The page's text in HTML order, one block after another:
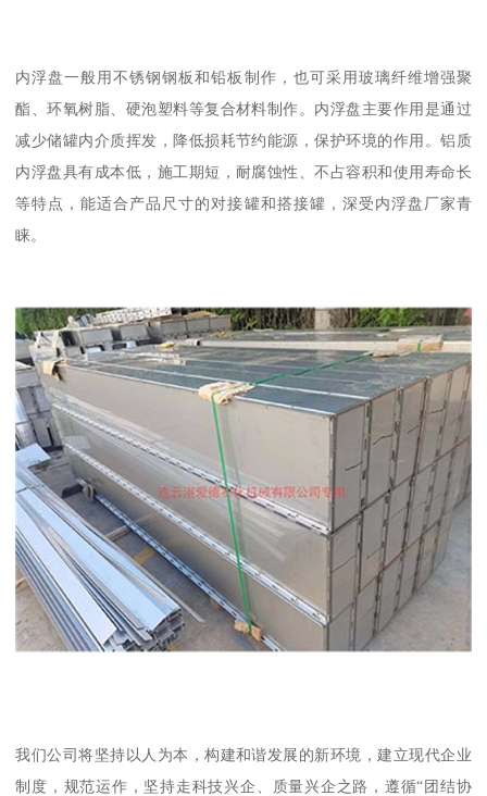
内浮盘一般用不锈钢钢板和铅板制作，也可采用玻璃纤维增强聚
酯、环氧树脂、硬泡塑料等复合材料制作。内浮盘主要作用是通过
减少储罐内介质挥发，降低损耗节约能源，保护环境的作用。铝质
内浮盘具有成本低，施工期短，耐腐蚀性、不占容积和使用寿命长
等特点，能适合产品尺寸的对接罐和搭接罐，深受内浮盘厂家青
睐。
我们公司将坚持以人为本，构建和谐发展的新环境，建立现代企业
制度，规范运作，坚持走科技兴企、质量兴企之路，遵循“团结协